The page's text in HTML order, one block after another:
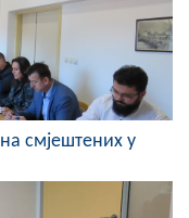
смјештених у